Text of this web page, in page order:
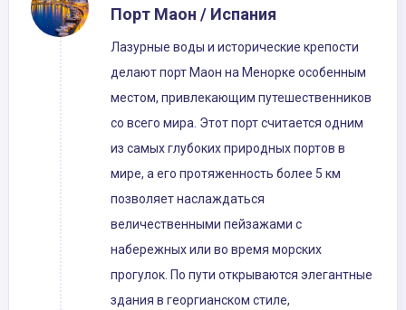
Порт Маон / Испания
Лазурные воды и исторические крепости
делают порт Маон на Менорке особенным
местом, привлекающим путешественников
со всего мира. Этот порт считается одним
из самых глубоких природных портов в
мире, а его протяженность более 5 км
позволяет наслаждаться
величественными пейзажами с
набережных или во время морских
прогулок. По пути открываются элегантные
здания в георгианском стиле,